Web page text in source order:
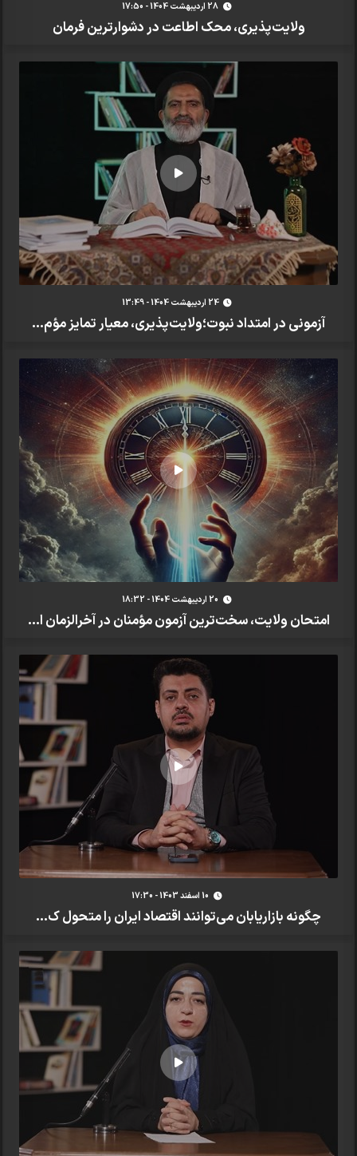
28 ارديبهشت 1404 - 17:50
ولایت‌پذیری، محک اطاعت در دشوارترین فرمان‌
24 ارديبهشت 1404 - 13:49
آزمونی در امتداد نبوت؛ولایت‌پذیری، معیار تمایز مؤم...
20 ارديبهشت 1404 - 18:32
امتحان ولایت، سخت‌ترین آزمون مؤمنان در آخرالزمان ا...
10 اسفند 1403 - 17:30
چگونه بازاریابان می‌توانند اقتصاد ایران را متحول ک...